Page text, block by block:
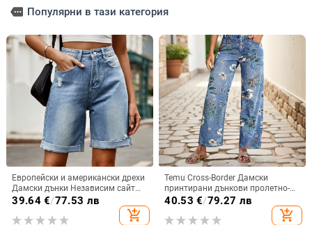
more Популярни в тази категория
Европейски и американски дрехи
Дамски дънки Независим сайт
Amazon Нови скъсани къдрави
дънкови шорти Ежедневни
панталони
39.64€/77.53 лв
add_shopping_cart
Temu Cross-Border Дамски
принтирани дънкови пролетно-
есенни прави широки панталони,
горещо продавани дънки за
жени, износна платформа
40.53 €/79.27 лв
add_shopping_cart